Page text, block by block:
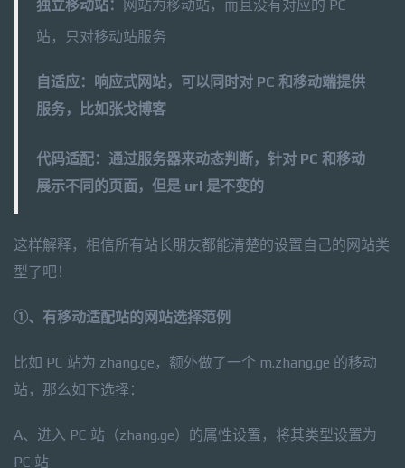
独立移动站：
网站为移动站，而且没有对应的 PC
站，只对移动站服务
自适应： 响应式网站，可以同时对 PC 和移动端提供
服务，比如张戈博客
代码适配： 通过服务器来动态判断，针对 PC 和移动
展示不同的页面，但是 url 是不变的
这样解释，相信所有站长朋友都能清楚的设置自己的网站类
型了吧！
①、有移动适配站的网站选择范例
比如 PC 站为 zhang.ge，额外做了一个 m.zhang.ge 的移动
站，那么如下选择：
A、进入 PC 站（zhang.ge）的属性设置，将其类型设置为
PC 站